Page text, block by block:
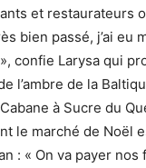
et restaurateurs
bien passé, j’ai eu
confie Larysa qui
l’ambre de la
à Sucre du
le marché de Noël
: « On va payer nos